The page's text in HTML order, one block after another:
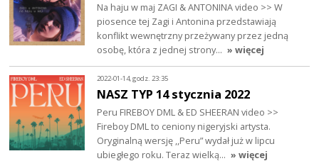
Na haju w maj ZAGI & ANTONINA video >> W
piosence tej Zagi i Antonina przedstawiają
konflikt wewnętrzny przeżywany przez jedną
osobę, która z jednej strony… » więcej
2022-01-14, godz. 23:35
NASZ TYP 14 stycznia 2022
Peru FIREBOY DML & ED SHEERAN video >>
Fireboy DML to ceniony nigeryjski artysta.
Oryginalną wersję ,,Peru” wydał już w lipcu
ubiegłego roku. Teraz wielką… » więcej